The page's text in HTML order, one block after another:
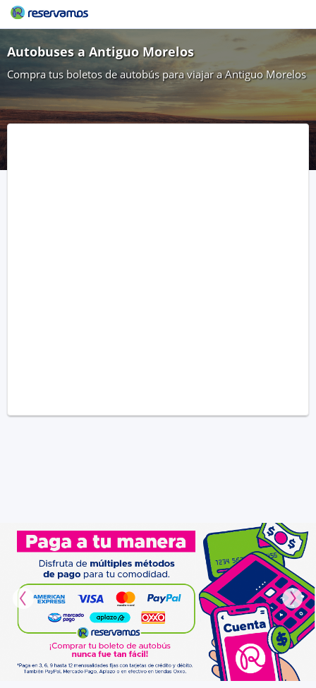
Autobuses a Antiguo Morelos
Compra tus boletos de autobús para viajar a Antiguo Morelos